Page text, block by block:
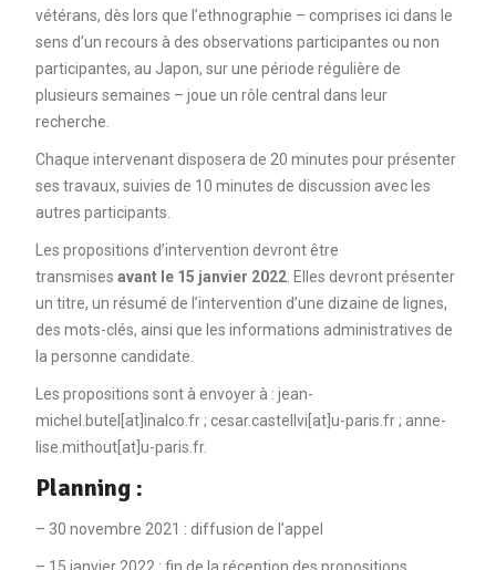
vétérans, dès lors que l’ethnographie – comprises ici dans le
sens d’un recours à des observations participantes ou non
participantes, au Japon, sur une période régulière de
plusieurs semaines – joue un rôle central dans leur
recherche.
Chaque intervenant disposera de 20 minutes pour présenter
ses travaux, suivies de 10 minutes de discussion avec les
autres participants.
Les propositions d’intervention devront être
transmises avant le 15 janvier 2022. Elles devront présenter
un titre, un résumé de l’intervention d’une dizaine de lignes,
des mots-clés, ainsi que les informations administratives de
la personne candidate.
Les propositions sont à envoyer à : jean-
michel.butel[at]inalco.fr ; cesar.castellvi[at]u-paris.fr ; anne-
lise.mithout[at]u-paris.fr.
Planning :
– 30 novembre 2021 : diffusion de l’appel